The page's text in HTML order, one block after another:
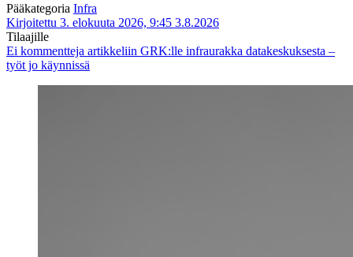
Pääkategoria Infra
Kirjoitettu 3. elokuuta 2026, 9:45 3.8.2026
Tilaajille
Ei kommentteja artikkeliin GRK:lle infraurakka datakeskuksesta –
työt jo käynnissä